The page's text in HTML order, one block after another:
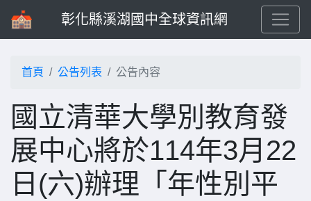
彰化縣溪湖國中全球資訊網
首頁 公告列表 公告內容
國立清華大學別教育發
展中心將於114年3月22
日(六)辦理「年性別平